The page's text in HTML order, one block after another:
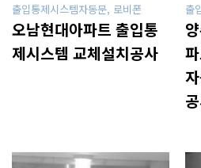
출입통제시스템자동문, 로비폰
오남현대아파트 출입통
제시스템 교체설치공사
출